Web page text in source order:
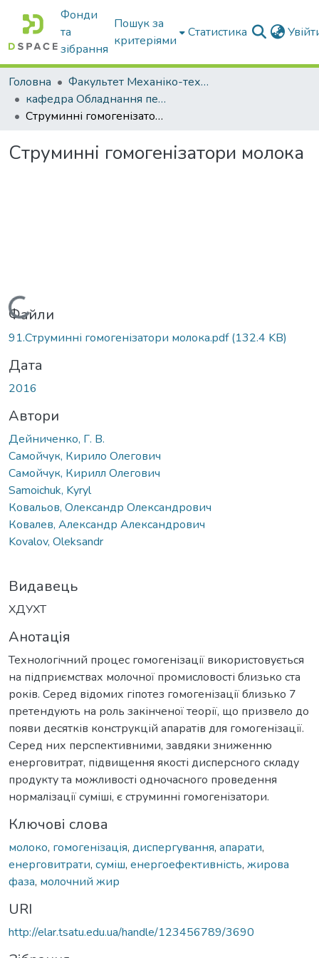
Фонди
та
зібрання
Пошук за
критеріями
Статистика
Головна
Факультет Механіко-технологічний
кафедра Обладнання переробних і харчових виробництв ім. професора Ф.Ю. Ялпачика
Струминні гомогенізатори молока
Струминні гомогенізатори молока
Вантажиться...
Файли
91.Струминні гомогенізатори молока.pdf(132.4 KB)
Дата
2016
Автори
Дейниченко, Г. В.
Самойчук, Кирило Олегович
Самойчук, Кирилл Олегович
Samoichuk, Kyryl
Ковальов, Олександр Олександрович
Ковалев, Александр Александрович
Kovalov, Oleksandr
Видавець
ХДУХТ
Анотація
Технологічний процес гомогенізації використовується
на підприємствах молочної промисловості близько ста
років. Серед відомих гіпотез гомогенізації близько 7
претендують на роль закінченої теорії, що призвело до
появи десятків конструкцій апаратів для гомогенізації.
Серед них перспективними, завдяки зниженню
енерговитрат, підвищення якості дисперсного складу
продукту та можливості одночасного проведення
нормалізації суміші, є струминні гомогенізатори.
Ключові слова
молоко, гомогенізація, диспергування, апарати,
енерговитрати, суміш, енергоефективність, жирова
фаза, молочний жир
URI
http://elar.tsatu.edu.ua/handle/123456789/3690